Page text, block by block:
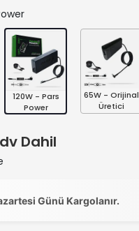
120W - Pars
Power
65W - Orijinal
Üretici
Dahil
Günü Kargolanır.